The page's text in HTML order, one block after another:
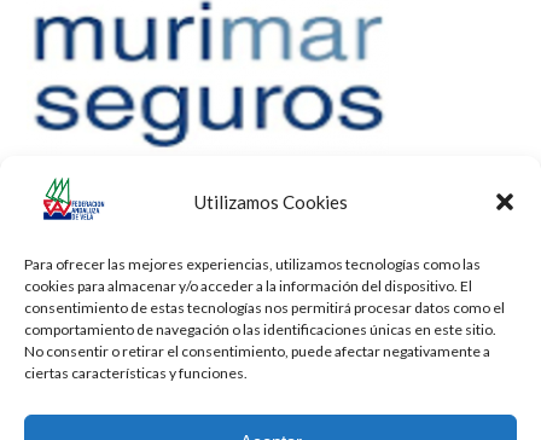
Utilizamos Cookies
Para ofrecer las mejores experiencias, utilizamos tecnologías como las
cookies para almacenar y/o acceder a la información del dispositivo. El
consentimiento de estas tecnologías nos permitirá procesar datos como el
comportamiento de navegación o las identificaciones únicas en este sitio.
No consentir o retirar el consentimiento, puede afectar negativamente a
ciertas características y funciones.